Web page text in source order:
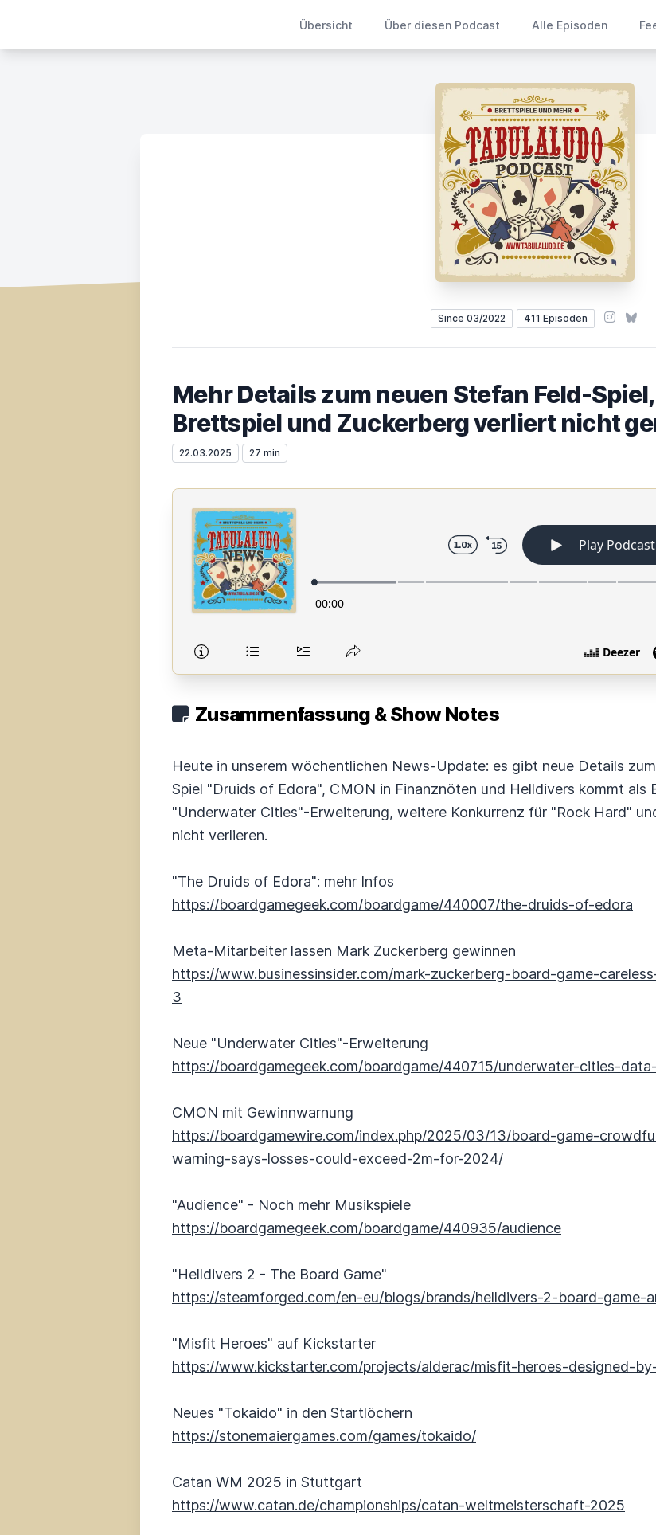
Übersicht Über diesen Podcast Alle Episoden
Since 03/2022 411 Episoden Instagram
Mehr Details zum neuen Stefan Feld-
Brettspiel und Zuckerberg verliert nicht
22.03.2025 27 min
Zusammenfassung & Show Notes
Heute in unserem wöchentlichen News-Update: es gibt neue Details
Spiel "Druids of Edora", CMON in Finanznöten und Helldivers kommt als
"Underwater Cities"-Erweiterung, weitere Konkurrenz für "Rock Hard"
nicht verlieren.
"The Druids of Edora": mehr Infos
https://boardgamegeek.com/boardgame/440007/the-druids-of-edora
Meta-Mitarbeiter lassen Mark Zuckerberg gewinnen
https://www.businessinsider.com/mark-zuckerberg-board-game-
3
Neue "Underwater Cities"-Erweiterung
https://boardgamegeek.com/boardgame/440715/underwater-cities-
CMON mit Gewinnwarnung
https://boardgamewire.com/index.php/2025/03/13/board-game-
warning-says-losses-could-exceed-2m-for-2024/
"Audience" - Noch mehr Musikspiele
https://boardgamegeek.com/boardgame/440935/audience
"Helldivers 2 - The Board Game"
https://steamforged.com/en-eu/blogs/brands/helldivers-2-board-game-
"Misfit Heroes" auf Kickstarter
https://www.kickstarter.com/projects/alderac/misfit-heroes-designed-
Neues "Tokaido" in den Startlöchern
https://stonemaiergames.com/games/tokaido/
Catan WM 2025 in Stuttgart
https://www.catan.de/championships/catan-weltmeisterschaft-2025